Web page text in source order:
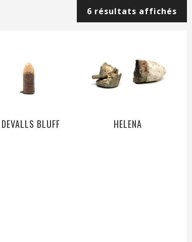
6 résultats affichés
DEVALLS BLUFF HELENA